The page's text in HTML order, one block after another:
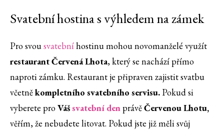
Svatební hostina s výhledem na zámek
Pro svousvatebníhostinu mohou novomanželé využít
restaurant Červená Lhota, který se nachází přímo
naproti zámku. Restaurant je připraven zajistit svatbu
včetněkompletního svatebního servisu. Pokud si
vyberete proVášsvatební denprávěČervenou Lhotu,
věřím, že nebudete litovat. Pokud jste již měli svůj